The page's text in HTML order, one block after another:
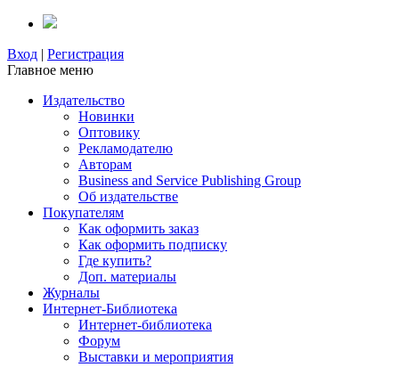
Вход | Регистрация
Главное меню
Издательство
Новинки
Оптовику
Рекламодателю
Авторам
Business and Service Publishing Group
Об издательстве
Покупателям
Как оформить заказ
Как оформить подписку
Где купить?
Доп. материалы
Журналы
Интернет-Библиотека
Интернет-библиотека
Форум
Выставки и мероприятия